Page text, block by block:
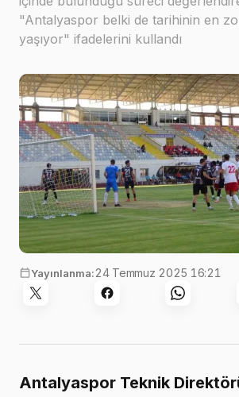
"Antalyaspor belki de tarihinin en
yaşıyor" ifadelerini kullandı
Yayınlanma:24 Temmuz 2025 16:21
Antalyaspor Teknik